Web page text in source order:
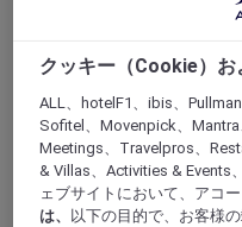
Europe
Provence-Alps-Riviera
Vaucluse
Orange
クッキー（Cookie）お
ALL、hotelF1、ibis、
Sofitel、Movenpick、Mantra
Meetings、Travelpros、
& Villas、Activities & Events
ェブサイトにおいて、アコー
は、
以下の目的で、お客様